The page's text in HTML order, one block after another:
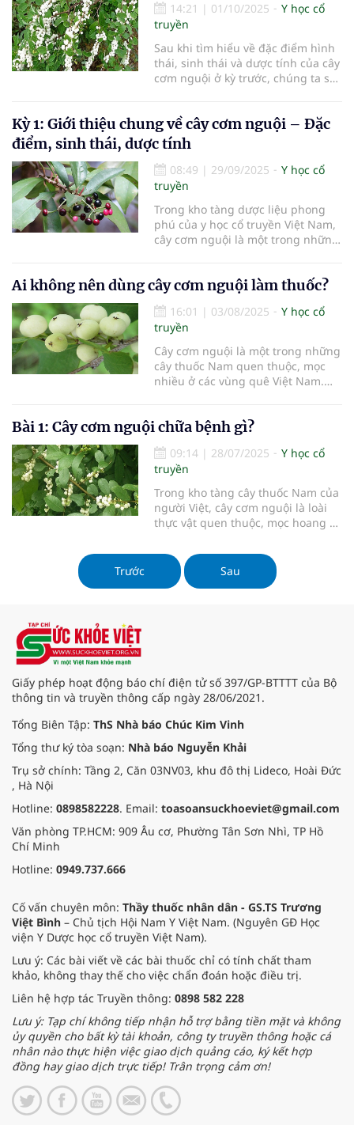
14:21 | 01/10/2025
Y học cổ
truyền
Sau khi tìm hiểu về đặc điểm hình
thái, sinh thái và dược tính của cây
cơm nguội ở kỳ trước, chúng ta sẽ
truyền. Từ nhiều thế hệ, các thầy
thuốc dân gian đã đúc kết nhiều
bài thuốc quý từ lá, vỏ
Kỳ 1: Giới thiệu chung về cây cơm nguội – Đặc
điểm, sinh thái, dược tính
08:49 | 29/09/2025
Y học cổ
truyền
Trong kho tàng dược liệu phong
phú của y học cổ truyền Việt Nam,
cây cơm nguội là một trong những
chữa bệnh đáng chú ý. Người dân
với nhiều tên khác nhau
Ai không nên dùng cây cơm nguội làm thuốc?
16:01 | 03/08/2025
Y học cổ
truyền
Cây cơm nguội là một trong những
cây thuốc Nam quen thuộc, mọc
nhiều ở các vùng quê Việt Nam.
viêm, giải độc...
Bài 1: Cây cơm nguội chữa bệnh gì?
09:14 | 28/07/2025
Y học cổ
truyền
Trong kho tàng cây thuốc Nam của
người Việt, cây cơm nguội là loài
thực vật quen thuộc, mọc hoang ở
thôn. Tuy nhiên, ít ai biết rằng cây
nhỏ bé, mảnh mai này lại có nhiều
công dụng chữa bệnh quý báu...
Trước Sau
Giấy phép hoạt động báo chí điện tử số 397/GP-BTTTT của Bộ
thông tin và truyền thông cấp ngày 28/06/2021.
Tổng Biên Tập: ThS Nhà báo Chúc Kim Vinh
Tổng thư ký tòa soạn: Nhà báo Nguyễn Khải
Trụ sở chính: Tầng 2, Căn 03NV03, khu đô thị Lideco, Hoài Đức
, Hà Nội
Hotline: 0898582228. Email: toasoansuckhoeviet@gmail.com
Văn phòng TP.HCM: 909 Âu cơ, Phường Tân Sơn Nhì, TP Hồ
Chí Minh
Hotline: 0949.737.666
Cố vấn chuyên môn: Thầy thuốc nhân dân - GS.TS Trương
Việt Bình – Chủ tịch Hội Nam Y Việt Nam. (Nguyên GĐ Học
viện Y Dược học cổ truyền Việt Nam).
Lưu ý: Các bài viết về các bài thuốc chỉ có tính chất tham
khảo, không thay thế cho việc chẩn đoán hoặc điều trị.
Liên hệ hợp tác Truyền thông: 0898 582 228
Lưu ý: Tạp chí không tiếp nhận hỗ trợ bằng tiền mặt và không
ủy quyền cho bất kỳ tài khoản, công ty truyền thông hoặc cá
nhân nào thực hiện việc giao dịch quảng cáo, ký kết hợp
đồng hay giao dịch trực tiếp! Trân trọng cảm ơn!